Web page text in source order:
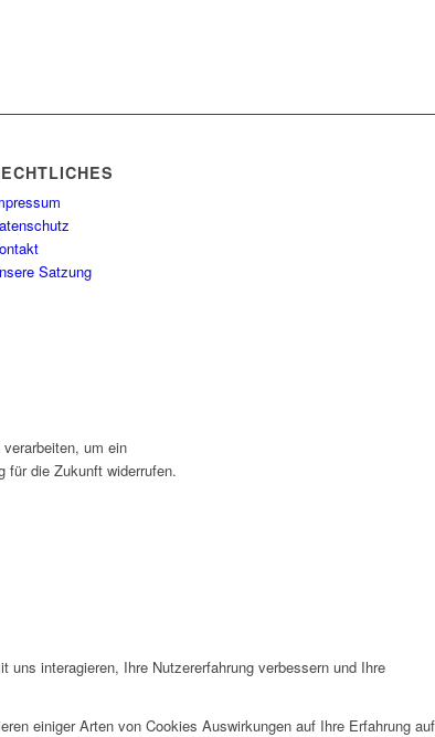
Satzung
um ein
für die Zukunft widerrufen.
interagieren, Ihre Nutzererfahrung verbessern und Ihre
einiger Arten von Cookies Auswirkungen auf Ihre Erfahrung auf